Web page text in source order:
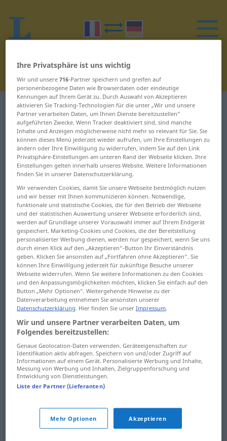
Französisch-Deutsch Wörterbuch H 7
Wörter auf Französisch, die mit
H beginnen – haut-le-cœur ...
havresac
haut-le-cœur
Haut-Palatinat
haut-parleur
Haut-Rhin
hautain
hautbois
hautboïste
haute
Haute-Autriche
Haute-Corse
Haute-Garonne
Haute-Savoie
Haute-Saône
Haute-Vienne
Haute-Volta
Haute-Égypte
hautement
Hautes-Alpes
hauteur
Hauts-de-Seine
havanais
Ihre Privatsphäre ist uns wichtig
Wir und unsere716-Partner speichern und greifen auf
personenbezogene Daten wie Browserdaten oder eindeutige
Kennungen auf Ihrem Gerät zu. Durch Auswahl von Akzeptieren
aktivieren Sie Tracking-Technologien für die unter „Wir und unsere
Partner verarbeiten Daten, um Ihnen Dienste bereitzustellen“
aufgeführten Zwecke. Wenn Tracker deaktiviert sind, sind manche
Inhalte und Anzeigen möglicherweise nicht mehr so relevant für Sie. Sie
können dieses Menü jederzeit wieder aufrufen, um Ihre Einstellungen zu
ändern oder Ihre Einwilligung zu widerrufen, indem Sie auf den Link
Privatsphäre-Einstellungen am unteren Rand der Webseite klicken. Ihre
Einstellungen gelten innerhalb unseres Website. Weitere Informationen
finden Sie in unserer Datenschutzerklärung.
Wir verwenden Cookies, damit Sie unsere Webseite bestmöglich nutzen
und wir besser mit Ihnen kommunizieren können. Notwendige,
funktionale und statistische Cookies, die für den Betrieb der Webseite
und der statistischen Auswertung unserer Webseite erforderlich sind,
werden auf Grundlage unserer Vorauswahl immer auf Ihrem Endgerät
gespeichert. Marketing-Cookies und Cookies, die der Bereitstellung
personalisierter Werbung dienen, werden nur gespeichert, wenn Sie uns
durch einen Klick auf den „Akzeptieren“-Button Ihr Einverständnis
geben. Klicken Sie ansonsten auf „Fortfahren ohne Akzeptieren“. Sie
können Ihre Einwilligung jederzeit für zukünftige Besuche unserer
Webseite widerrufen. Wenn Sie weitere Informationen zu den Cookies
und den Anpassungsmöglichkeiten möchten, klicken Sie einfach auf den
Button „Mehr Optionen“. Weitergehende Hinweise zu der
Datenverarbeitung entnehmen Sie ansonsten unserer
Datenschutzerklärung. Hier finden Sie unserImpressum.
Wir und unsere Partner verarbeiten Daten, um
Folgendes bereitzustellen:
Genaue Geolocation-Daten verwenden. Geräteeigenschaften zur
Identifikation aktiv abfragen. Speichern von und/oder Zugriff auf
Informationen auf einem Gerät. Personalisierte Werbung und Inhalte,
Messung von Werbung und Inhalten, Zielgruppenforschung und
Entwicklung von Dienstleistungen.
Liste der Partner (Lieferanten)
Mehr Optionen Akzeptieren